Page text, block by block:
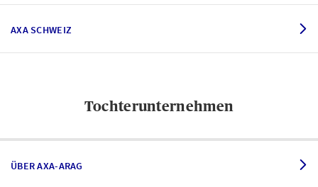
AXA SCHWEIZ
Tochterunternehmen
ÜBER AXA-ARAG